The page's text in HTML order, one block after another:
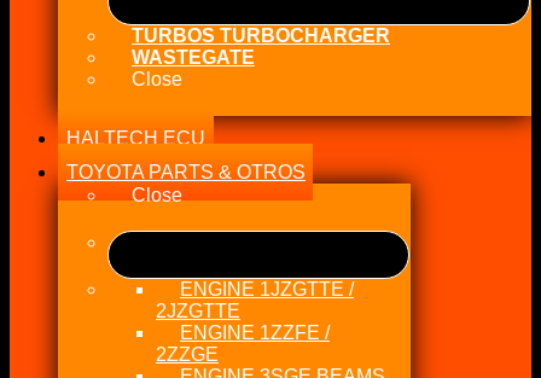
TURBOS TURBOCHARGER
WASTEGATE
Close
HALTECH ECU
TOYOTA PARTS & OTROS
Close
ENGINE 1JZGTTE /
2JZGTTE
ENGINE 1ZZFE /
2ZZGE